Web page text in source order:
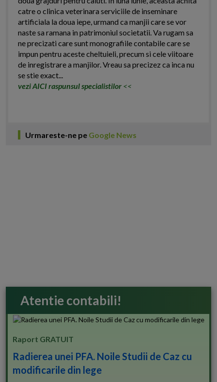
catre o clinica veterinara serviciile de inseminare
artificiala la doua iepe, urmand ca manjii care se vor
naste sa ramana in patrimoniul societatii. Va rugam sa
ne precizati care sunt monografiile contabile care se
impun pentru aceste cheltuieli, precum si cele viitoare
de inregistrare a manjilor. Vreau sa precizez ca inca nu
se stie exact...
vezi AICI raspunsul specialistilor <<
Urmareste-ne pe Google News
Atentie contabili!
Raport GRATUIT
Radierea unei PFA. Noile Studii de Caz cu
modificarile din lege